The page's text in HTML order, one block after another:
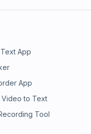
App
App
to Text
Tool